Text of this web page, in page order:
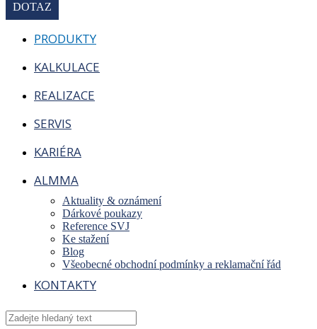
DOTAZ
PRODUKTY
KALKULACE
REALIZACE
SERVIS
KARIÉRA
ALMMA
Aktuality & oznámení
Dárkové poukazy
Reference SVJ
Ke stažení
Blog
Všeobecné obchodní podmínky a reklamační řád
KONTAKTY